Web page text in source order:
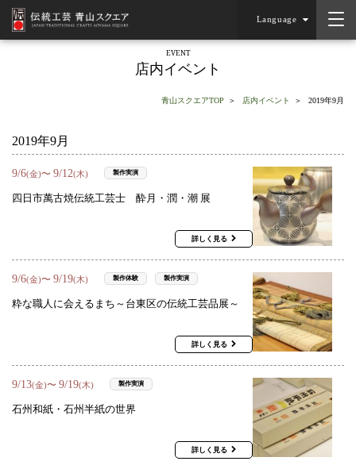
Language
EVENT
店内イベント
青山スクエアTOP 店内イベント 2019年9月
2019年9月
9/6(金)〜 9/12(木) 製作実演
四日市萬古焼伝統工芸士 酔月・潤・潮 展
詳しく見る
9/6(金)〜 9/19(木) 製作体験 製作実演
粋な職人に会えるまち～台東区の伝統工芸品展～
詳しく見る
9/13(金)〜 9/19(木) 製作実演
石州和紙・石州半紙の世界
詳しく見る